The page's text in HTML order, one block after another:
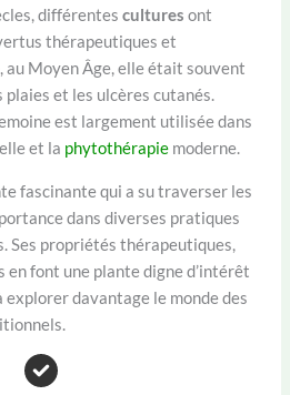
différentescultures ont
thérapeutiques et
Moyen Âge, elle était souvent
et les ulcères cutanés.
est largement utilisée dans
et la phytothérapie moderne.
fascinante qui a su traverser les
dans diverses pratiques
Ses propriétés thérapeutiques,
font une plante digne d’intérêt
explorer davantage le monde des